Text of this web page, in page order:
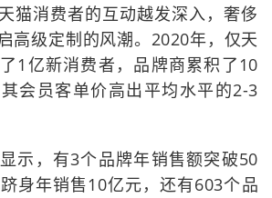
猫消费者的互动越发深入，奢侈
高级定制的风潮。2020年，仅天
1亿新消费者，品牌商累积了10
会员客单价高出平均水平的2-3
示，有3个品牌年销售额突破50
身年销售10亿元，还有603个品